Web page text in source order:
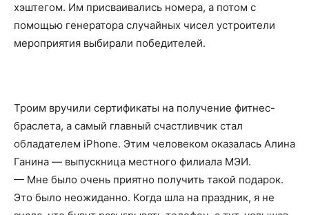
хэштегом. Им присваивались номера, а потом с
помощью генератора случайных чисел устроители
мероприятия выбирали победителей.
Троим вручили сертификаты на получение фитнес-
браслета, а самый главный счастливчик стал
обладателем iPhone. Этим человеком оказалась Алина
Ганина — выпускница местного филиала МЭИ.
— Мне было очень приятно получить такой подарок.
Это было неожиданно. Когда шла на праздник, я не